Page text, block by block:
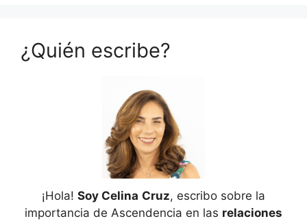
¿Quién escribe?
¡Hola! Soy Celina Cruz, escribo sobre la
importancia de Ascendencia en las relaciones